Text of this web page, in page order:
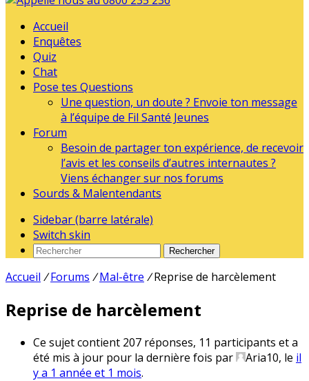
Accueil
Enquêtes
Quiz
Chat
Pose tes Questions
Une question, un doute ? Envoie ton message
à l’équipe de Fil Santé Jeunes
Forum
Besoin de partager ton expérience, de recevoir
l’avis et les conseils d’autres internautes ?
Viens échanger sur nos forums
Sourds & Malentendants
Sidebar (barre latérale)
Switch skin
Rechercher
Accueil / Forums / Mal-être / Reprise de harcèlement
Reprise de harcèlement
Ce sujet contient 207 réponses, 11 participants et a
été mis à jour pour la dernière fois par
Aria10, le il
y a 1 année et 1 mois.